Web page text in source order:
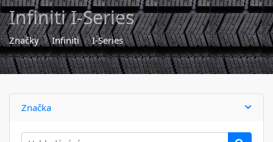
Infiniti I-Series
Značky Infiniti I-Series
Značka